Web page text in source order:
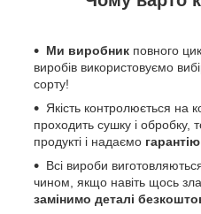
Ми виробник повного
виробів використовуємо
сорту!
Якість контролюється на
проходить сушку і обробку,
продукті і надаємо
Всі вироби
чином, якщо навіть щось
замінимо деталі